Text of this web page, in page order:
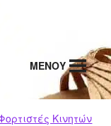
MENΟΥ
Κινητών